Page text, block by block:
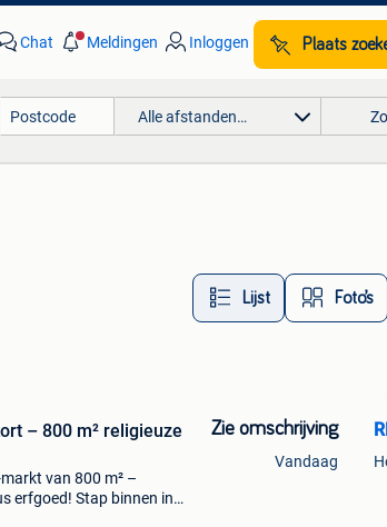
Chat Meldingen Inloggen Plaats
Alle afstanden…
Lijst Foto’s
– 800 m² religieuze
van 800 m² –
erfgoed! Stap binnen in
Zie omschrijving
Vandaag